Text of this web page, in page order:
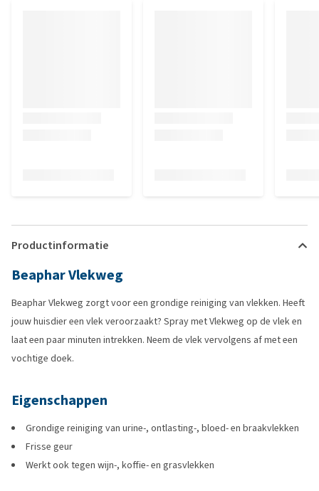
Productinformatie
Beaphar Vlekweg
Beaphar Vlekweg zorgt voor een grondige reiniging van vlekken. Heeft
jouw huisdier een vlek veroorzaakt? Spray met Vlekweg op de vlek en
laat een paar minuten intrekken. Neem de vlek vervolgens af met een
vochtige doek.
Eigenschappen
Grondige reiniging van urine-, ontlasting-, bloed- en braakvlekken
Frisse geur
Werkt ook tegen wijn-, koffie- en grasvlekken